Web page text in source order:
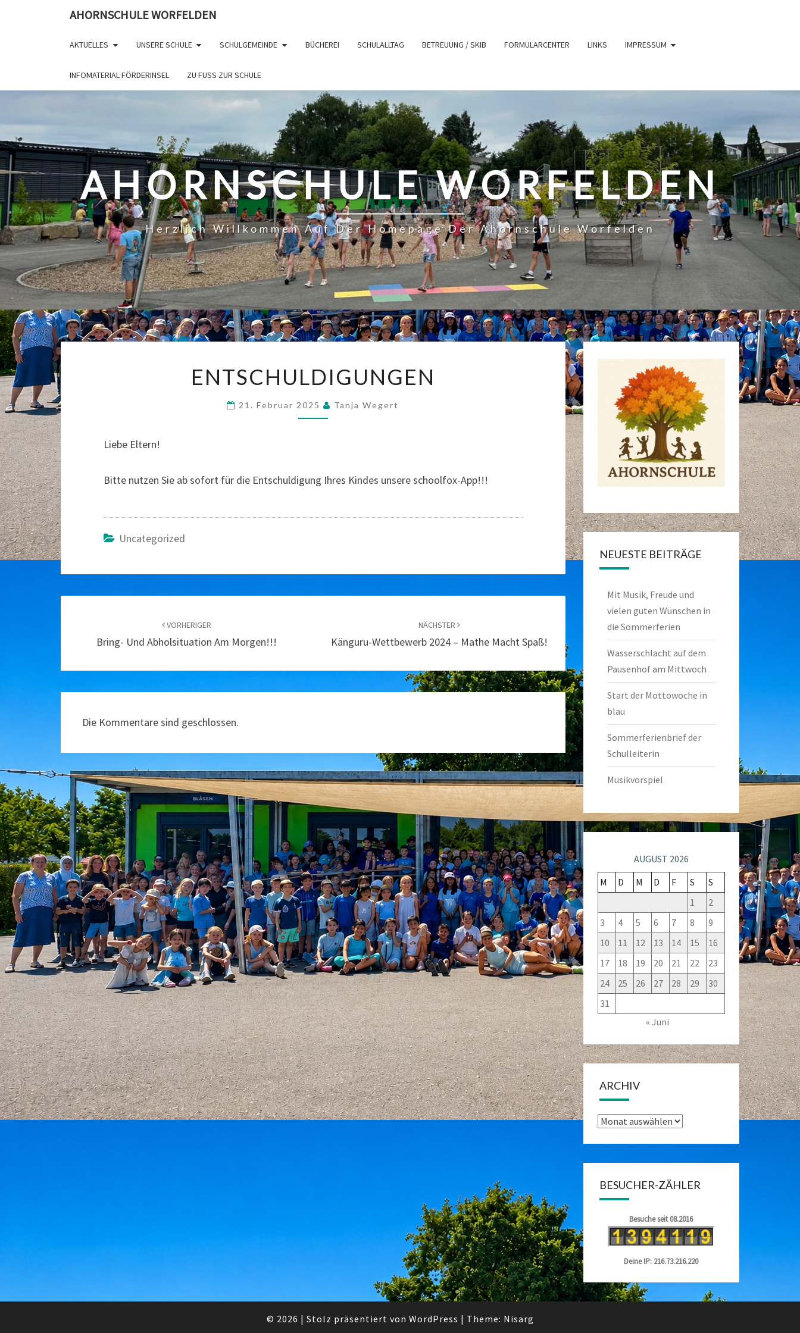
AHORNSCHULE WORFELDEN
AKTUELLES UNSERE SCHULE SCHULGEMEINDE BÜCHEREI SCHULALLTAG BETREUUNG / SKIB FORMULARCENTER LINKS IMPRESSUM
INFOMATERIAL FÖRDERINSEL ZU FUSS ZUR SCHULE
AHORNSCHULE WORFELDEN
Herzlich Willkommen Auf Der Homepage Der Ahornschule Worfelden
ENTSCHULDIGUNGEN
21. Februar 2025 Tanja Wegert
Liebe Eltern!
Bitte nutzen Sie ab sofort für die Entschuldigung Ihres Kindes unsere schoolfox-App!!!
Uncategorized
VORHERIGER
Bring- Und Abholsituation Am Morgen!!!
NÄCHSTER
Känguru-Wettbewerb 2024 – Mathe Macht Spaß!
Die Kommentare sind geschlossen.
NEUESTE BEITRÄGE
Mit Musik, Freude und
vielen guten Wünschen in
die Sommerferien
Wasserschlacht auf dem
Pausenhof am Mittwoch
Start der Mottowoche in
blau
Sommerferienbrief der
Schulleiterin
Musikvorspiel
AUGUST 2026
M
D M D F S
S
1
2
3
4 5 6 7 8
9
10
11 12 13 14 15
16
17
18 19 20 21 22
23
24
25 26 27 28 29
30
31
« Juni
ARCHIV
Archiv
BESUCHER-ZÄHLER
Besuche seit 08.2016
Deine IP: 216.73.216.220
© 2026 | Stolz präsentiert von WordPress | Theme: Nisarg